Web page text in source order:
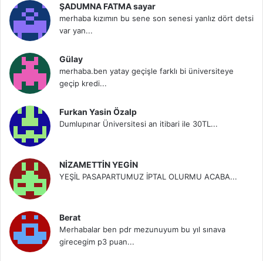
ŞADUMNA FATMA sayar
merhaba kızımın bu sene son senesi yanlız dört detsi
var yan...
Gülay
merhaba.ben yatay geçişle farklı bi üniversiteye
geçip kredi...
Furkan Yasin Özalp
Dumlupınar Üniversitesi an itibari ile 30TL...
NİZAMETTİN YEGİN
YEŞİL PASAPARTUMUZ İPTAL OLURMU ACABA...
Berat
Merhabalar ben pdr mezunuyum bu yıl sınava
girecegim p3 puan...